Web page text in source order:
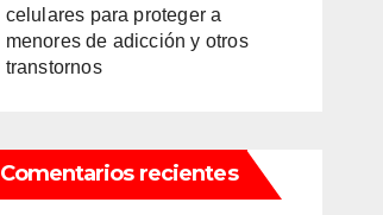
celulares para proteger a
menores de adicción y otros
transtornos
Comentarios recientes